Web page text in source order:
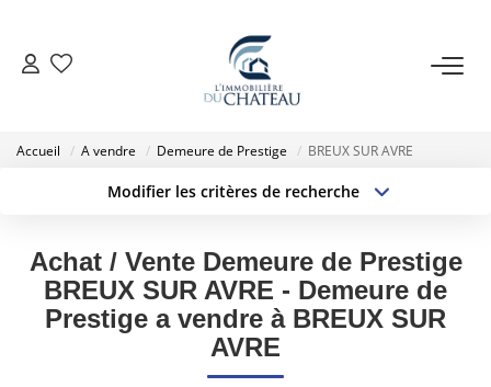
VENTE
ESTIMATION
NOTRE AGENCE
Accueil A vendre Demeure de Prestige BREUX SUR AVRE
Modifier les critères de recherche
Type de bien
Budget max Plus de critères
Achat / Vente Demeure de Prestige
BREUX SUR AVRE - Demeure de
Prestige a vendre à BREUX SUR
AVRE